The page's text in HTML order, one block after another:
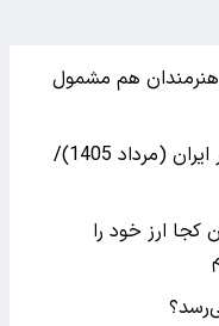
هنرمندان هم مشمول
اولین بخشنامه فروش تویوتا BZ5 در ایران (مرداد 1405)/
اربعین ۱۴۰۵؛ زائران کجا ارز خود را